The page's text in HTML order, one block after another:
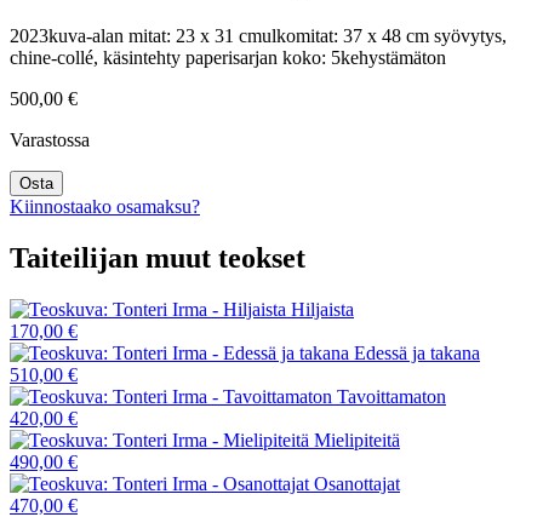
2023kuva-alan mitat: 23 x 31 cmulkomitat: 37 x 48 cm syövytys,
chine-collé, käsintehty paperisarjan koko: 5kehystämäton
500,00 €
Varastossa
Mahdollinen
näkymä
Osta
Kiinnostaako osamaksu?
Taiteilijan muut teokset
Hiljaista
170,00 €
Edessä ja takana
510,00 €
Tavoittamaton
420,00 €
Mielipiteitä
490,00 €
Osanottajat
470,00 €